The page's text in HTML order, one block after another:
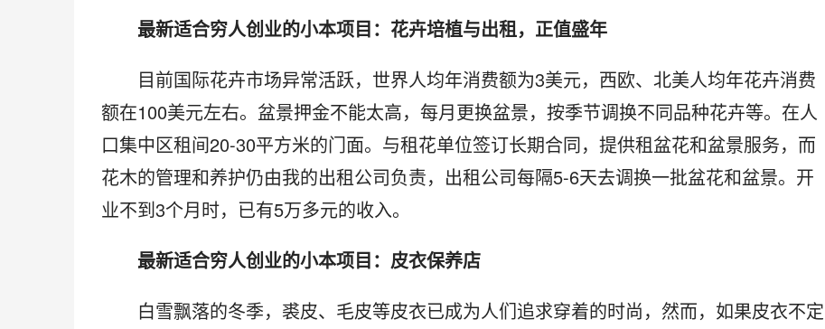
最新适合穷人创业的小本项目：花卉培植与出租，正值盛年
目前国际花卉市场异常活跃，世界人均年消费额为3美元，西欧、北美人均年花卉消费
额在100美元左右。盆景押金不能太高，每月更换盆景，按季节调换不同品种花卉等。在人
口集中区租间20-30平方米的门面。与租花单位签订长期合同，提供租盆花和盆景服务，而
花木的管理和养护仍由我的出租公司负责，出租公司每隔5-6天去调换一批盆花和盆景。开
业不到3个月时，已有5万多元的收入。
最新适合穷人创业的小本项目：皮衣保养店
白雪飘落的冬季，裘皮、毛皮等皮衣已成为人们追求穿着的时尚，然而，如果皮衣不定